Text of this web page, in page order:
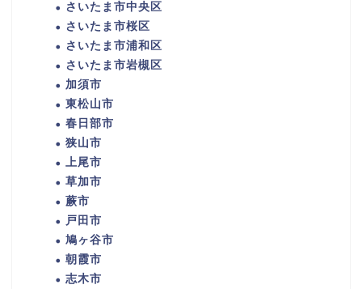
さいたま市中央区
さいたま市桜区
さいたま市浦和区
さいたま市岩槻区
加須市
東松山市
春日部市
狭山市
上尾市
草加市
蕨市
戸田市
鳩ヶ谷市
朝霞市
志木市